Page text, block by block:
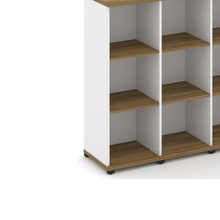
Офисные шкафы
Сейфы и металлическая
Искусственные растения